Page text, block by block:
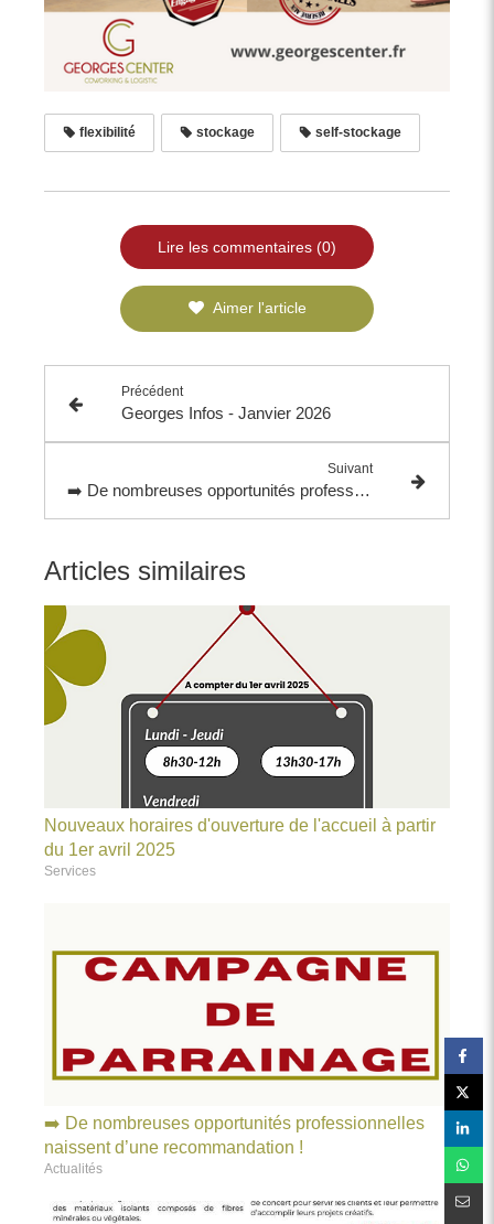
flexibilité stockage self-stockage
Lire les commentaires (0)
Aimer l'article
Précédent
Georges Infos - Janvier 2026
Suivant
➡️ De nombreuses opportunités professionnelles naissent d’une recommandation !
Articles similaires
Nouveaux horaires d'ouverture de l'accueil à partir
du 1er avril 2025
Services
➡️ De nombreuses opportunités professionnelles
naissent d’une recommandation !
Actualités